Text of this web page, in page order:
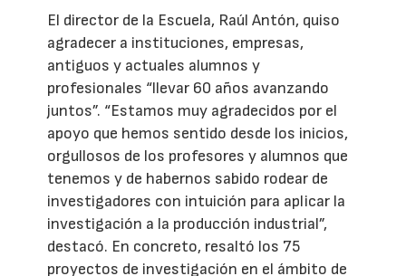
El director de la Escuela, Raúl Antón, quiso
agradecer a instituciones, empresas,
antiguos y actuales alumnos y
profesionales “llevar 60 años avanzando
juntos”. “Estamos muy agradecidos por el
apoyo que hemos sentido desde los inicios,
orgullosos de los profesores y alumnos que
tenemos y de habernos sabido rodear de
investigadores con intuición para aplicar la
investigación a la producción industrial”,
destacó. En concreto, resaltó los 75
proyectos de investigación en el ámbito de